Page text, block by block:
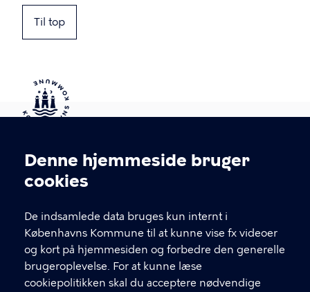
Cookieindstillinger
Denne hjemmeside bruger
cookies
De indsamlede data bruges kun internt i
Københavns Kommune til at kunne vise fx videoer
og kort på hjemmesiden og forbedre den generelle
brugeroplevelse. For at kunne læse
cookiepolitikken skal du acceptere nødvendige
Til top
Kontakt Københavns Kommune
T
fFind andre kontakter her
CVR-nummer64942212
GENVEJE